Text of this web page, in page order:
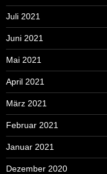
Juli 2021
Juni 2021
Mai 2021
April 2021
März 2021
Februar 2021
Januar 2021
Dezember 2020